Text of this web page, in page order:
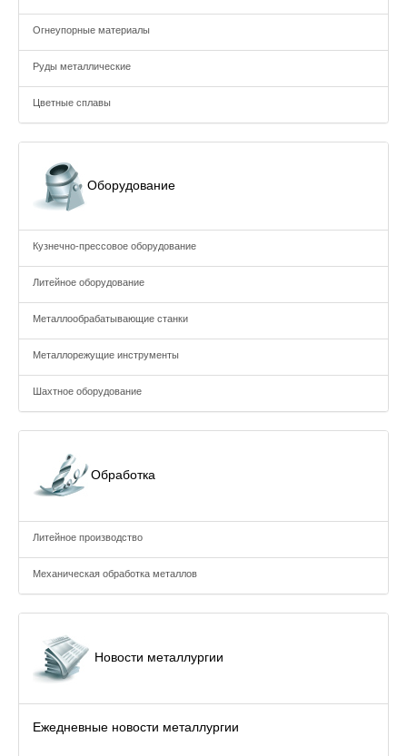
Огнеупорные материалы
Руды металлические
Цветные сплавы
Оборудование
Кузнечно-прессовое оборудование
Литейное оборудование
Металлообрабатывающие станки
Металлорежущие инструменты
Шахтное оборудование
Обработка
Литейное производство
Механическая обработка металлов
Новости металлургии
Ежедневные новости металлургии